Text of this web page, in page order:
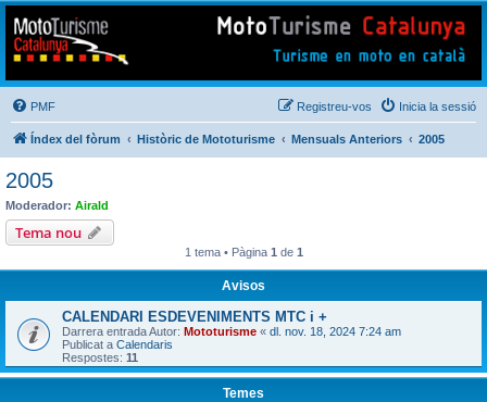
Mototurisme
Turisme en moto en català
PMF Inicia la sessió
Registreu-vos
Índex del fòrum Històric de Mototurisme Mensuals Anteriors 2005
2005
Moderador: Airald
Tema nou
1 tema • Pàgina 1 de 1
Avisos
CALENDARI ESDEVENIMENTS MTC i +
Darrera entrada Autor: Mototurisme « dl. nov. 18, 2024 7:24 am
Publicat a Calendaris
Respostes: 11
Temes